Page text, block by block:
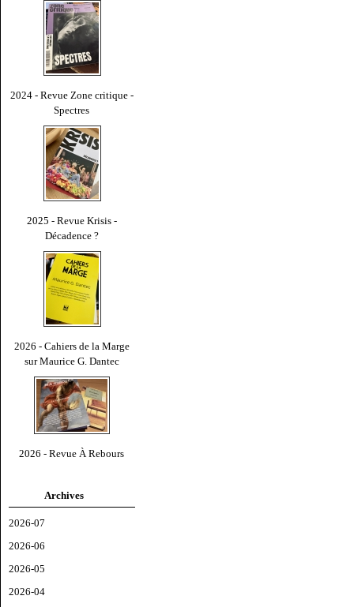
2024 - Revue Zone critique -
Spectres
2025 - Revue Krisis -
Décadence ?
2026 - Cahiers de la Marge
sur Maurice G. Dantec
2026 - Revue À Rebours
Archives
2026-07
2026-06
2026-05
2026-04